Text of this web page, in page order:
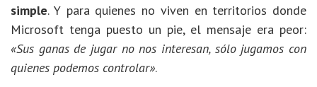
simple. Y para quienes no viven en territorios donde
Microsoft tenga puesto un pie, el mensaje era peor:
«Sus ganas de jugar no nos interesan, sólo jugamos con
quienes podemos controlar».